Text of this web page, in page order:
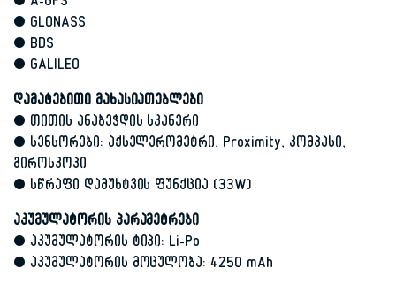
• GLONASS
• BDS
• GALILEO
დამატებითი მახასიათებლები
• თითის ანაბეჭდის სკანერი
• სენსორები: აქსელერომეტრი, Proximity, კომპასი,
გიროსკოპი
• სწრაფი დამუხტვის ფუნქცია (33W)
აკუმულატორის პარამეტრები
• აკუმულატორის ტიპი: Li-Po
• აკუმულატორის მოცულობა: 4250 mAh